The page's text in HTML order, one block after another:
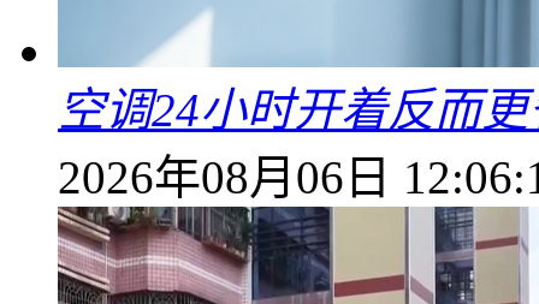
空调24小时开着反而
2026年08月06日